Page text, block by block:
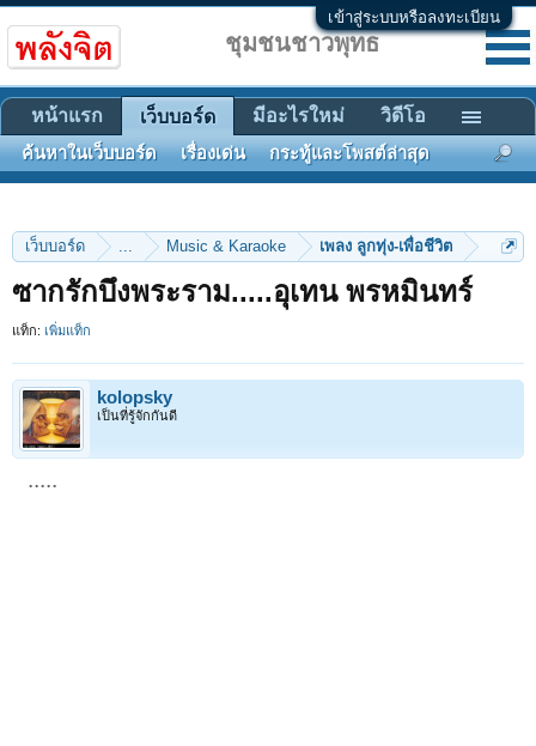
เข้าสู่ระบบหรือลงทะเบียน
เว็บบอร์ด ... Music & Karaoke เพลง ลูกทุ่ง-เพื่อชีวิต
ซากรักบึงพระราม.....อุเทน พรหมินทร์
แท็ก: เพิ่มแท็ก
kolopsky
เป็นที่รู้จักกันดี
.....
ชุมชนชาวพุทธ
หน้าแรก เว็บบอร์ด
ค้นหาในเว็บบอร์ด เรื่องเด่น กระทู้และโพสต์ล่าสุด
มีอะไรใหม่ วิดีโอ